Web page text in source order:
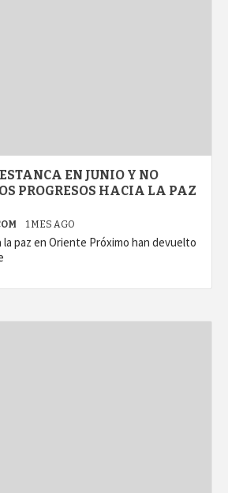
EN JUNIO Y NO
PROGRESOS HACIA LA PAZ
1 MES AGO
paz en Oriente Próximo han devuelto